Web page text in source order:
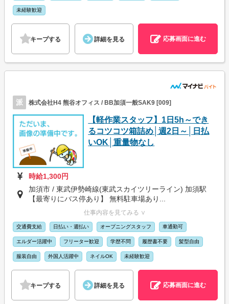
未経験歓迎
キープする 詳細を見る 応募画面に進む
派 株式会社H4 熊谷オフィス / BB加須一般SAK9 [009]
【軽作業スタッフ】1日5h～でき
るコツコツ箱詰め│週2日～│日払
いOK│重量物なし
時給1,300円
加須市 / 東武伊勢崎線(東武スカイツリーライン) 加須駅
【最寄りにバス停あり】 無料駐車場あり...
仕事内容を見てみる ∨
交通費支給 日払い・週払い オープニングスタッフ 車通勤可
エルダー活躍中 フリーター歓迎 学歴不問 履歴書不要 髪型自由
服装自由 外国人活躍中 ネイルOK 未経験歓迎
キープする 詳細を見る 応募画面に進む